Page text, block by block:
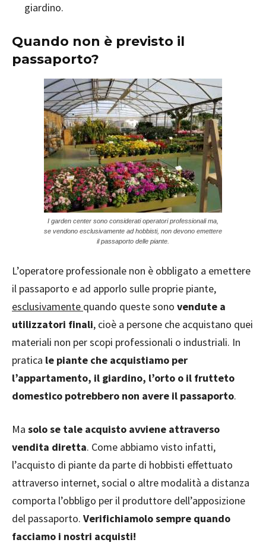
giardino.
Quando non è previsto il
passaporto?
I garden center sono considerati operatori professionali ma,
se vendono esclusivamente ad hobbisti, non devono emettere
il passaporto delle piante.
L’operatore professionale non è obbligato a emettere
il passaporto e ad apporlo sulle proprie piante,
esclusivamente quando queste sono vendute a
utilizzatori finali, cioè a persone che acquistano quei
materiali non per scopi professionali o industriali. In
pratica le piante che acquistiamo per
l’appartamento, il giardino, l’orto o il frutteto
domestico potrebbero non avere il passaporto.
Ma solo se tale acquisto avviene attraverso
vendita diretta. Come abbiamo visto infatti,
l’acquisto di piante da parte di hobbisti effettuato
attraverso internet, social o altre modalità a distanza
comporta l’obbligo per il produttore dell’apposizione
del passaporto. Verifichiamolo sempre quando
facciamo i nostri acquisti!